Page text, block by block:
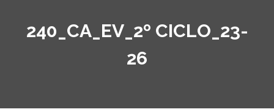
240_CA_EV_2º CICLO_23-
26